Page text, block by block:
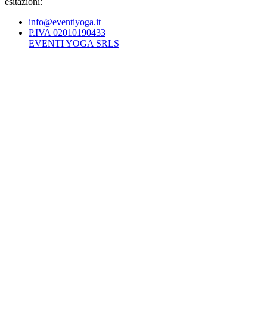
info@eventiyoga.it
P.IVA 02010190433
EVENTI YOGA SRLS